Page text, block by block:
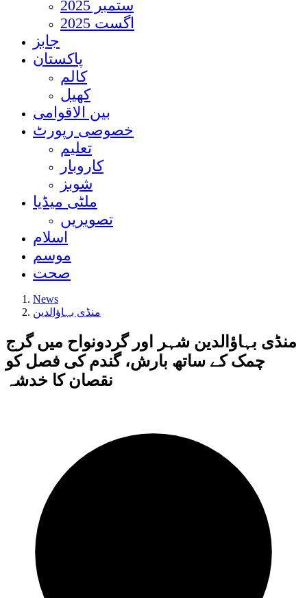
ستمبر 2025
اگست 2025
جابز
پاکستان
کالم
کھیل
بین الاقوامی
خصوصی رپورٹ
تعلیم
کاروبار
شوبز
ملٹی میڈیا
تصویریں
اسلام
موسم
صحت
News
منڈی بہاؤالدین
منڈی بہاؤالدین شہر اور گردونواح میں گرج
چمک کے ساتھ بارش، گندم کی فصل کو
نقصان کا خدشہ